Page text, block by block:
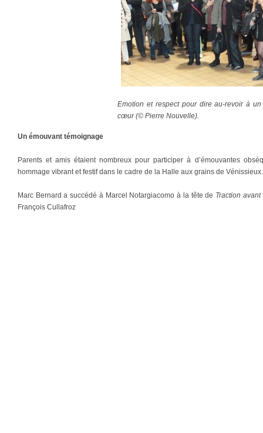
Emotion et respect pour dire au-revoir à
cœur (© Pierre Nouvelle).
Un émouvant témoignage
Parents et amis étaient nombreux pour participer à d’émouvantes
hommage vibrant et festif dans le cadre de la Halle aux grains de Vénissieux.
Marc Bernard a succédé à Marcel Notargiacomo à la tête de Traction
François Cullafroz